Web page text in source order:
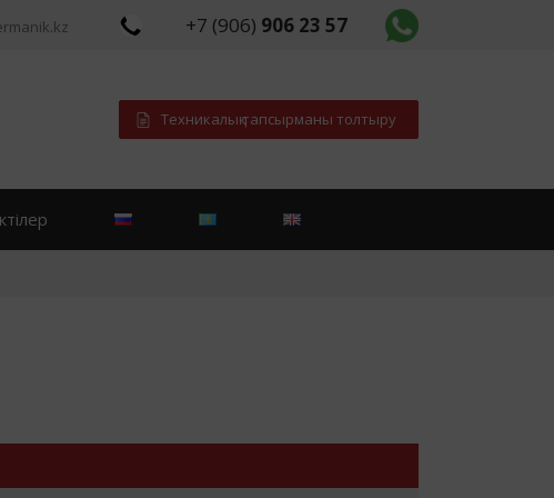
+7 (906) 906 23 57
Техникалық тапсырманы толтыру